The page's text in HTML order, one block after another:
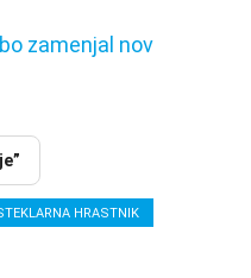
zamenjal nov
HRASTNIK